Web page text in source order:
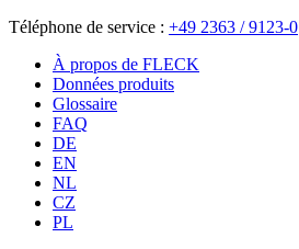
Téléphone de service : +49 2363 / 9123-0
À propos de FLECK
Données produits
Glossaire
FAQ
DE
EN
NL
CZ
PL